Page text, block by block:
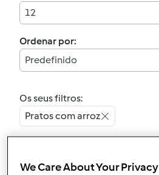
12
Ordenar por:
Predefinido
Os seus filtros:
Pratos com arroz
We Care About Your Privacy